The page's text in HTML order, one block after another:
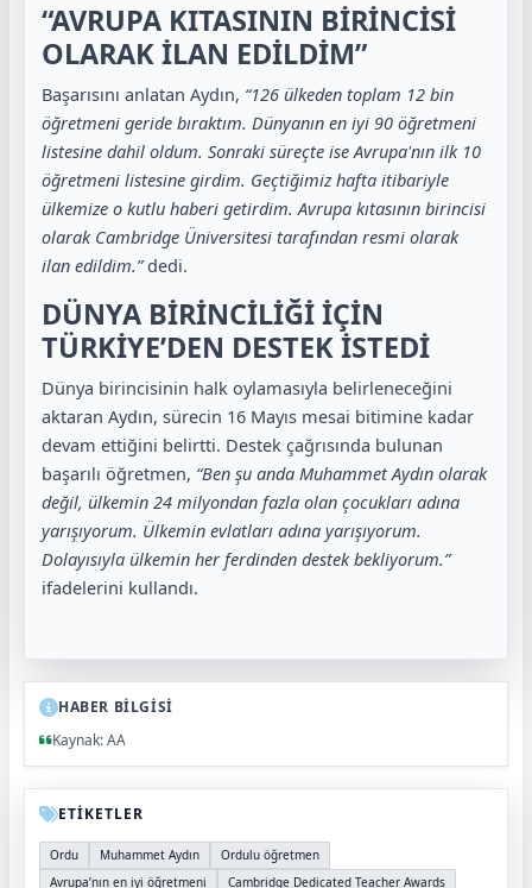
“AVRUPA KITASININ BİRİNCİSİ
OLARAK İLAN EDİLDİM”
Başarısını anlatan Aydın, “126 ülkeden toplam 12 bin
öğretmeni geride bıraktım. Dünyanın en iyi 90 öğretmeni
listesine dahil oldum. Sonraki süreçte ise Avrupa'nın ilk 10
öğretmeni listesine girdim. Geçtiğimiz hafta itibariyle
ülkemize o kutlu haberi getirdim. Avrupa kıtasının birincisi
olarak Cambridge Üniversitesi tarafından resmi olarak
ilan edildim.”dedi.
DÜNYA BİRİNCİLİĞİ İÇİN
TÜRKİYE’DEN DESTEK İSTEDİ
Dünya birincisinin halk oylamasıyla belirleneceğini
aktaran Aydın, sürecin 16 Mayıs mesai bitimine kadar
devam ettiğini belirtti. Destek çağrısında bulunan
başarılı öğretmen, “Ben şu anda Muhammet Aydın olarak
değil, ülkemin 24 milyondan fazla olan çocukları adına
yarışıyorum. Ülkemin evlatları adına yarışıyorum.
Dolayısıyla ülkemin her ferdinden destek bekliyorum.”
ifadelerini kullandı.
HABER BİLGİSİ
Kaynak: AA
ETİKETLER
Ordu Muhammet Aydın
Ordulu öğretmen
Avrupa’nın en iyi öğretmeni
Cambridge Dedicated Teacher Awards